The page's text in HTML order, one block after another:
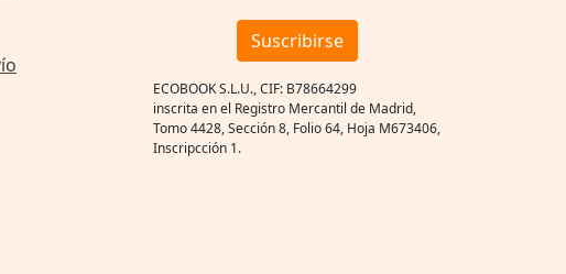
Suscribirse
ECOBOOK S.L.U., CIF: B78664299
inscrita en el Registro Mercantil de Madrid,
Tomo 4428, Sección 8, Folio 64, Hoja M673406,
Inscripcción 1.